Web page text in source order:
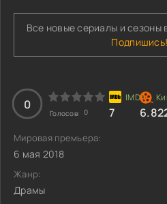
Все новые сериалы и
Подпишись!
0
Голосов: 0 7
Мировая премьера:
6 мая 2018
Жанр:
Драмы